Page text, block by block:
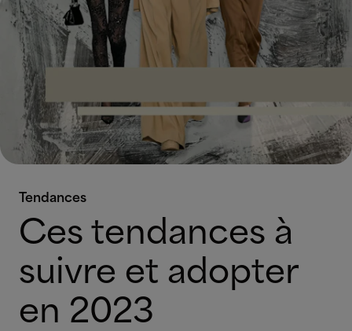
Tendances
Ces tendances à
suivre et adopter
en 2023